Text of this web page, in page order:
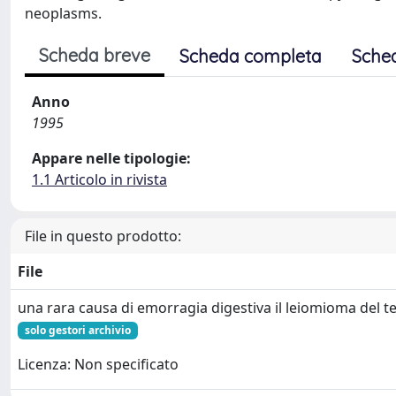
neoplasms.
Scheda breve Scheda completa
Anno
1995
Appare nelle tipologie:
1.1 Articolo in rivista
File in questo prodotto:
File
una rara causa di emorragia digestiva il leiomioma del
solo gestori archivio
Licenza: Non specificato